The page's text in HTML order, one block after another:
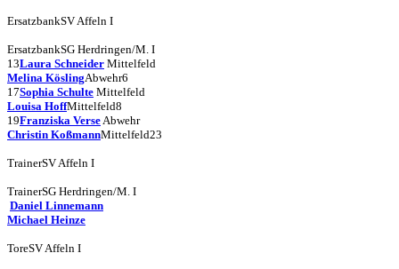
ErsatzbankSV Affeln I
ErsatzbankSG Herdringen/M. I
13Laura Schneider Mittelfeld
Melina KöslingAbwehr6
17Sophia Schulte Mittelfeld
Louisa HoffMittelfeld8
19Franziska VerseAbwehr
Christin KoßmannMittelfeld23
TrainerSV Affeln I
TrainerSG Herdringen/M. I
Daniel Linnemann
Michael Heinze
ToreSV Affeln I